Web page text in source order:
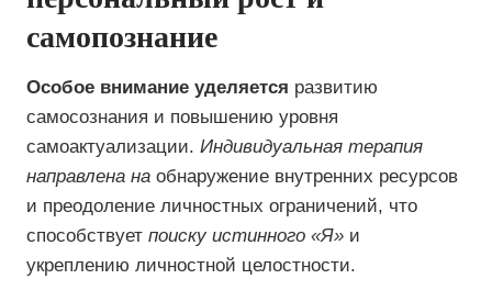
самопознание
Особое внимание уделяется развитию
самосознания и повышению уровня
самоактуализации. Индивидуальная терапия
направлена на обнаружение внутренних ресурсов
и преодоление личностных ограничений, что
способствует поиску истинного «Я» и
укреплению личностной целостности.